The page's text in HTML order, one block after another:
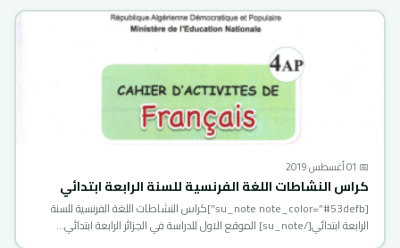
📅 01 أغسطس 2019
كراس النشاطات اللغة الفرنسية للسنة الرابعة ابتدائي
[su_note note_color=”#53defb”]كراس النشاطات اللغة الفرنسية للسنة
الرابعة ابتدائي[/su_note] الموقع الاول للدراسة في الجزائر الرابعة ابتدائي…